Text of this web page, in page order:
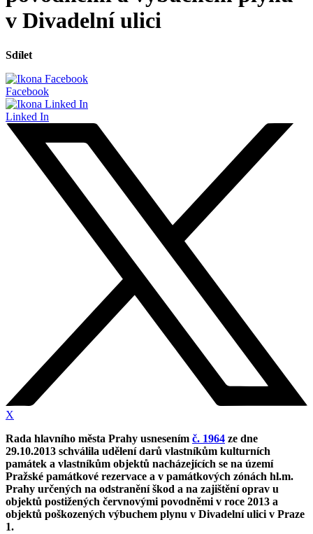
v Divadelní ulici
Sdílet
Facebook
Linked In
X
Rada hlavního města Prahy usnesením č. 1964 ze dne
29.10.2013 schválila udělení darů vlastníkům kulturních
památek a vlastníkům objektů nacházejících se na území
Pražské památkové rezervace a v památkových zónách hl.m.
Prahy určených na odstranění škod a na zajištění oprav u
objektů postižených červnovými povodněmi v roce 2013 a
objektů poškozených výbuchem plynu v Divadelní ulici v Praze
1.